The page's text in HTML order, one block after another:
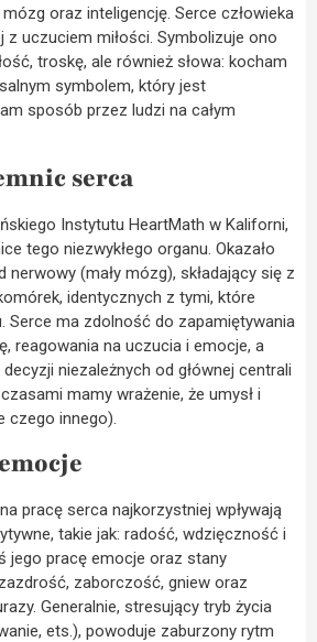
oraz inteligencję. Serce człowieka
z uczuciem miłości. Symbolizuje ono
troskę, ale również słowa: kocham
symbolem, który jest
sposób przez ludzi na całym
serca
Instytutu HeartMath w Kaliforni,
tego niezwykłego organu. Okazało
nerwowy (mały mózg), składający się z
identycznych z tymi, które
Serce ma zdolność do zapamiętywania
reagowania na uczucia i emocje, a
niezależnych od głównej centrali
mamy wrażenie, że umysł i
czego innego).
pracę serca najkorzystniej wpływają
takie jak: radość, wdzięczność i
jego pracę emocje oraz stany
zaborczość, gniew oraz
Generalnie, stresujący tryb życia
ets.), powoduje zaburzony rytm